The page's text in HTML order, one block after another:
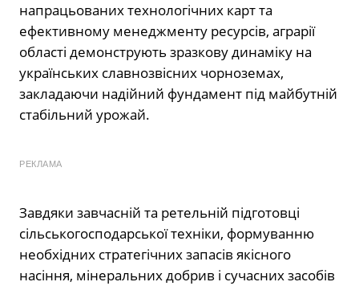
напрацьованих технологічних карт та
ефективному менеджменту ресурсів, аграрії
області демонструють зразкову динаміку на
українських славнозвісних чорноземах,
закладаючи надійний фундамент під майбутній
стабільний урожай.
РЕКЛАМА
Завдяки завчасній та ретельній підготовці
сільськогосподарської техніки, формуванню
необхідних стратегічних запасів якісного
насіння, мінеральних добрив і сучасних засобів